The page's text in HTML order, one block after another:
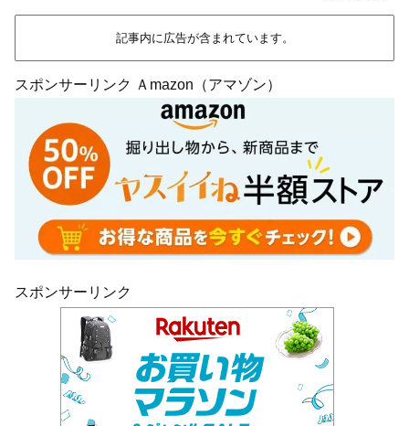
記事内に広告が含まれています。
スポンサーリンク Ａmazon（アマゾン）
スポンサーリンク